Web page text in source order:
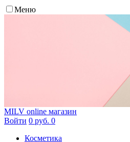
Меню
MILV online магазин
Войти 0 руб. 0
Косметика